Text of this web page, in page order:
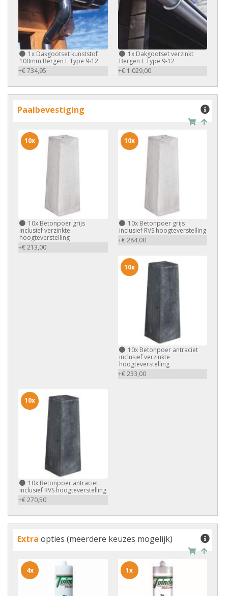
1x Dakgootset kunststof
100mm Bergen L Type 9-12
+€ 734,95
1xDakgootset verzinkt
Bergen L Type 9-12
+€ 1.029,00
Paalbevestiging
10x Betonpoer grijs
inclusief verzinkte
hoogteverstelling
+€ 213,00
10x
10xBetonpoer grijs
inclusief RVS hoogteverstelling
+€ 284,00
10x
10xBetonpoer antraciet
inclusief verzinkte
hoogteverstelling
+€ 233,00
10x
10x Betonpoer antraciet
inclusief RVS hoogteverstelling
+€ 270,50
10x
Extra opties (meerdere keuzes mogelijk)
4x 1x